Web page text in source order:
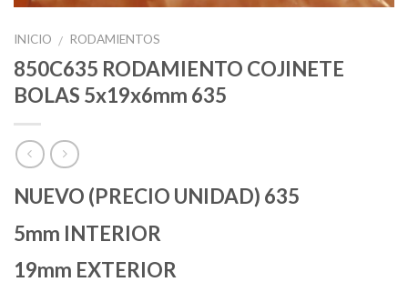
INICIO / RODAMIENTOS
850C635 RODAMIENTO COJINETE
BOLAS 5x19x6mm 635
NUEVO (PRECIO UNIDAD) 635
5mm INTERIOR
19mm EXTERIOR